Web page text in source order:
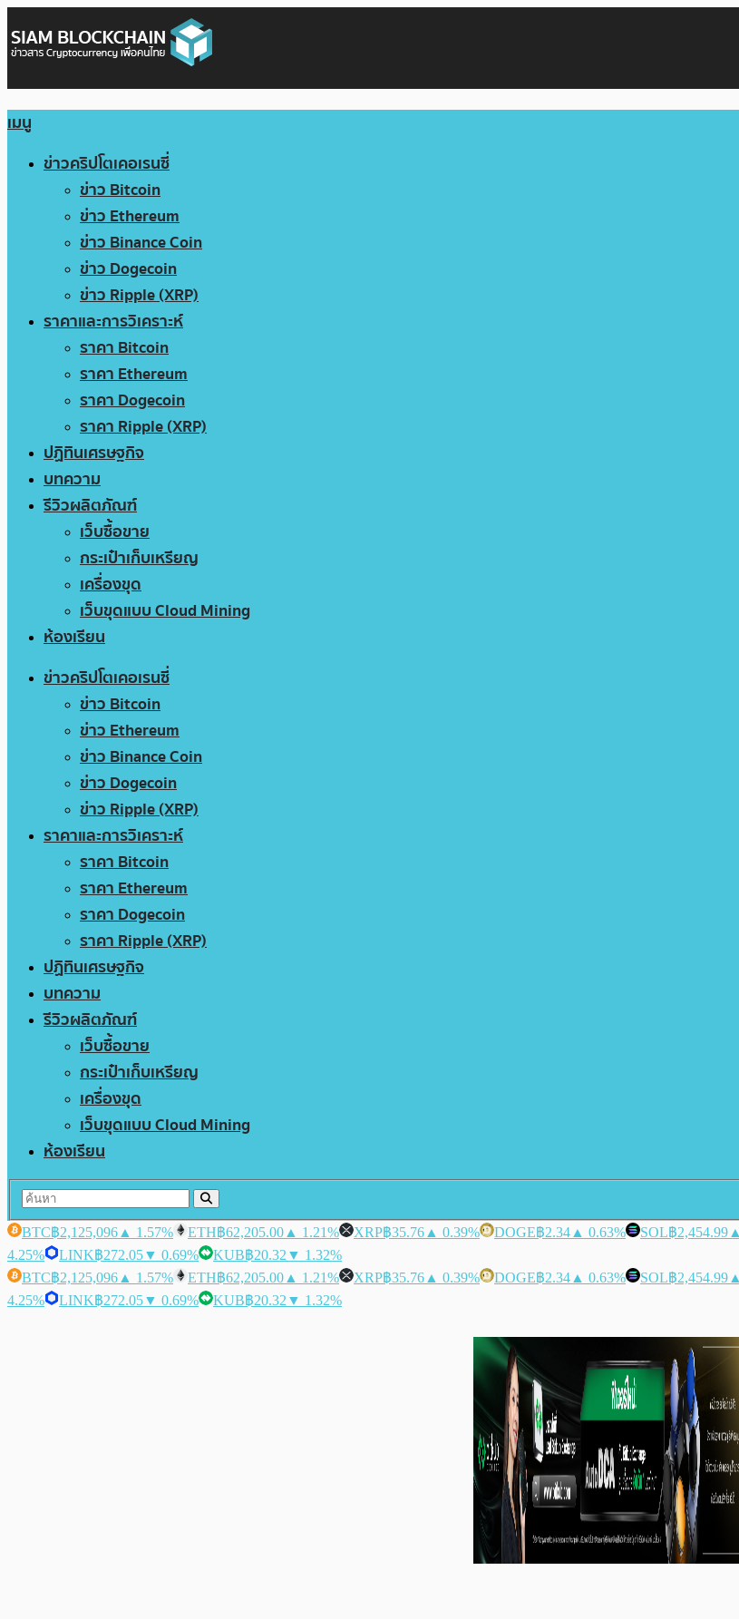
เมนู
ข่าวคริปโตเคอเรนซี่
ข่าว Bitcoin
ข่าว Ethereum
ข่าว Binance Coin
ข่าว Dogecoin
ข่าว Ripple (XRP)
ราคาและการวิเคราะห์
ราคา Bitcoin
ราคา Ethereum
ราคา Dogecoin
ราคา Ripple (XRP)
ปฏิทินเศรษฐกิจ
บทความ
รีวิวผลิตภัณฑ์
เว็บซื้อขาย
กระเป๋าเก็บเหรียญ
เครื่องขุด
เว็บขุดแบบ Cloud Mining
ห้องเรียน
ข่าวคริปโตเคอเรนซี่
ข่าว Bitcoin
ข่าว Ethereum
ข่าว Binance Coin
ข่าว Dogecoin
ข่าว Ripple (XRP)
ราคาและการวิเคราะห์
ราคา Bitcoin
ราคา Ethereum
ราคา Dogecoin
ราคา Ripple (XRP)
ปฏิทินเศรษฐกิจ
บทความ
รีวิวผลิตภัณฑ์
เว็บซื้อขาย
กระเป๋าเก็บเหรียญ
เครื่องขุด
เว็บขุดแบบ Cloud Mining
ห้องเรียน
BTC฿2,125,096 ▲ 1.57% ETH฿62,205.00 ▲ 1.21% XRP฿35.76 ▲ 0.39% DOGE฿2.34 ▲ 0.63% SOL฿2,454.99
4.25%
LINK฿272.05▼ 0.69% KUB฿20.32 ▼ 1.32%
BTC฿2,125,096 ▲ 1.57% ETH฿62,205.00 ▲ 1.21% XRP฿35.76 ▲ 0.39% DOGE฿2.34 ▲ 0.63% SOL฿2,454.99
4.25%
LINK฿272.05▼ 0.69% KUB฿20.32 ▼ 1.32%